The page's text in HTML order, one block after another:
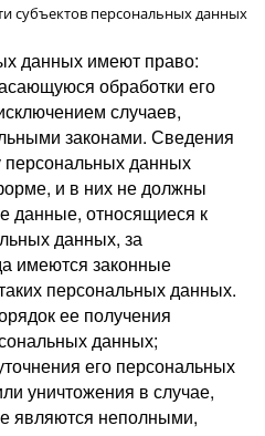
субъектов персональных данных
данных имеют право:
обработки его
случаев,
законами. Сведения
персональных данных
и в них не должны
данные, относящиеся к
данных, за
имеются законные
персональных данных.
ее получения
данных;
его персональных
уничтожения в случае,
являются неполными,